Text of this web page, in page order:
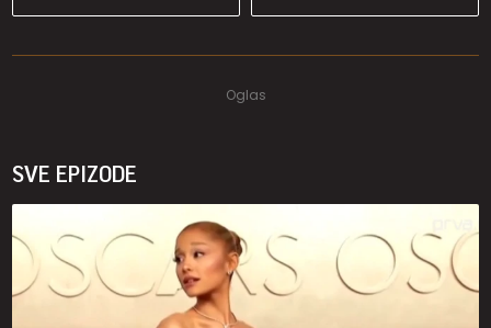
SVE EPIZODE